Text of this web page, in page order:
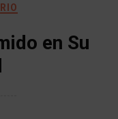
en Su